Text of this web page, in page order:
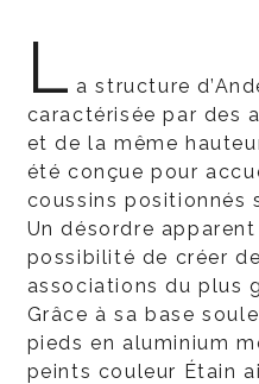
L a structure
caractérisée par des
et de la même
été conçue pour
coussins positionnés
Un désordre
possibilité de créer
associations du plus
Grâce à sa base
pieds en aluminium
peints couleur Étain